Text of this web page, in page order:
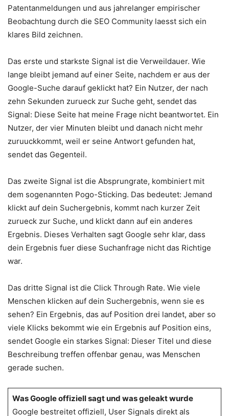
Patentanmeldungen und aus jahrelanger empirischer
Beobachtung durch die SEO Community laesst sich ein
klares Bild zeichnen.
Das erste und starkste Signal ist die Verweildauer. Wie
lange bleibt jemand auf einer Seite, nachdem er aus der
Google-Suche darauf geklickt hat? Ein Nutzer, der nach
zehn Sekunden zurueck zur Suche geht, sendet das
Signal: Diese Seite hat meine Frage nicht beantwortet. Ein
Nutzer, der vier Minuten bleibt und danach nicht mehr
zuruuckkommt, weil er seine Antwort gefunden hat,
sendet das Gegenteil.
Das zweite Signal ist die Absprungrate, kombiniert mit
dem sogenannten Pogo-Sticking. Das bedeutet: Jemand
klickt auf dein Suchergebnis, kommt nach kurzer Zeit
zurueck zur Suche, und klickt dann auf ein anderes
Ergebnis. Dieses Verhalten sagt Google sehr klar, dass
dein Ergebnis fuer diese Suchanfrage nicht das Richtige
war.
Das dritte Signal ist die Click Through Rate. Wie viele
Menschen klicken auf dein Suchergebnis, wenn sie es
sehen? Ein Ergebnis, das auf Position drei landet, aber so
viele Klicks bekommt wie ein Ergebnis auf Position eins,
sendet Google ein starkes Signal: Dieser Titel und diese
Beschreibung treffen offenbar genau, was Menschen
gerade suchen.
Was Google offiziell sagt und was geleakt wurde
Google bestreitet offiziell, User Signals direkt als